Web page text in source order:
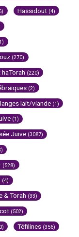
Hassidout (4)
(270)
haTorah (220)
(2)
lait/viande (1)
(1)
Juive (3087)
(528)
(4)
& Torah (33)
(502)
Téfilines (356)